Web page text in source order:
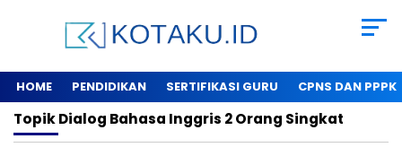
HOME PENDIDIKAN SERTIFIKASI GURU CPNS DAN PPPK
TopikDialog Bahasa Inggris 2 Orang Singkat